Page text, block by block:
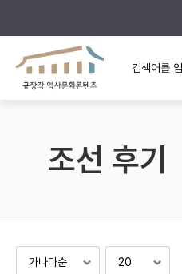
규장각의 어제와 오늘
규장각 소개영상
조선 후기